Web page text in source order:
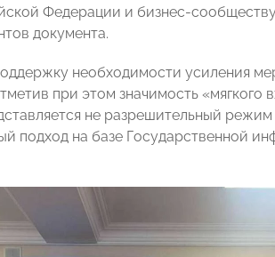
Федерации и бизнес-
документа.
необходимости усиления
при этом значимость «мягкого
не разрешительный
подход на базе Государственной